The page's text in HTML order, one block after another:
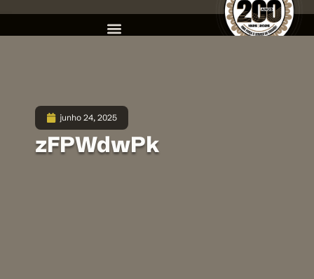
junho 24, 2025
zFPWdwPk